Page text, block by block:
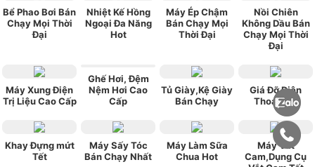
Bể Phao Bơi Bán
Chạy Mọi Thời
Đại
Nhiệt Kế Hồng
Ngoại Đa Năng
Hot
Máy Ép Chậm
Bán Chạy Mọi
Thời Đại
Nồi Chiên
Không Dầu Bán
Chạy Mọi Thời
Đại
Máy Xung Điện
Trị Liệu Cao Cấp
Ghế Hơi, Đệm
Nệm Hơi Cao
Cấp
Tủ Giày,Kệ Giày
Bán Chạy
Giá Đỡ Điện
Thoại Hot
Khay Đựng mứt
Tết
Máy Sấy Tóc
Bán Chạy Nhất
Máy Làm Sữa
Chua Hot
Máy Vắt
Cam,Dụng Cụ